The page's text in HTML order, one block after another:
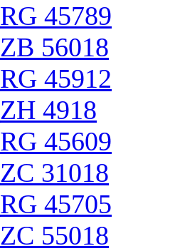
RG 45789
ZB 56018
RG 45912
ZH 4918
RG 45609
ZC 31018
RG 45705
ZC 55018